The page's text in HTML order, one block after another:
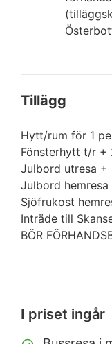
Tillägg
Hytt/rum för 1
Fönsterhytt t/r +
Julbord utresa
Julbord
Sjöfrukost
Inträde till
BÖR
I priset ingår